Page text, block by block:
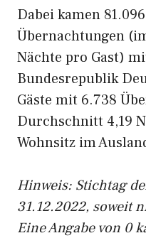
Dabei kamen
Übernachtungen
Nächte pro Gast)
Bundesrepublik
Gäste mit 6.738
Durchschnitt 4,19
Wohnsitz im
Hinweis: Stichtag
31.12.2022, soweit
Eine Angabe von 0